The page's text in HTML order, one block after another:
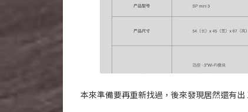
本來準備要再重新找過，後來發現居然還有